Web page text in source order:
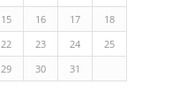
15 16 17
18
22 23 24
25
29 30 31